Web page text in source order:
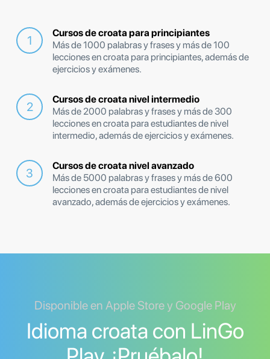
Cursos de croata para principiantes
Más de 1000 palabras y frases y más de 100
lecciones en croata para principiantes, además de
ejercicios y exámenes.
Cursos de croata nivel intermedio
Más de 2000 palabras y frases y más de 300
lecciones en croata para estudiantes de nivel
intermedio, además de ejercicios y exámenes.
Cursos de croata nivel avanzado
Más de 5000 palabras y frases y más de 600
lecciones en croata para estudiantes de nivel
avanzado, además de ejercicios y exámenes.
Disponible en Apple Store y Google Play
Idioma croata con LinGo